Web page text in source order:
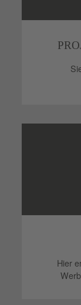
Hier